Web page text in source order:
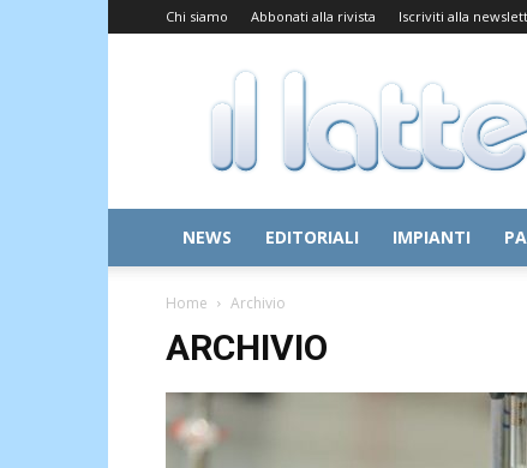
Chi siamo Abbonati alla rivista Iscriviti alla
Il
Latte
NEWS EDITORIALI IMPIANTI
Home Archivio
ARCHIVIO